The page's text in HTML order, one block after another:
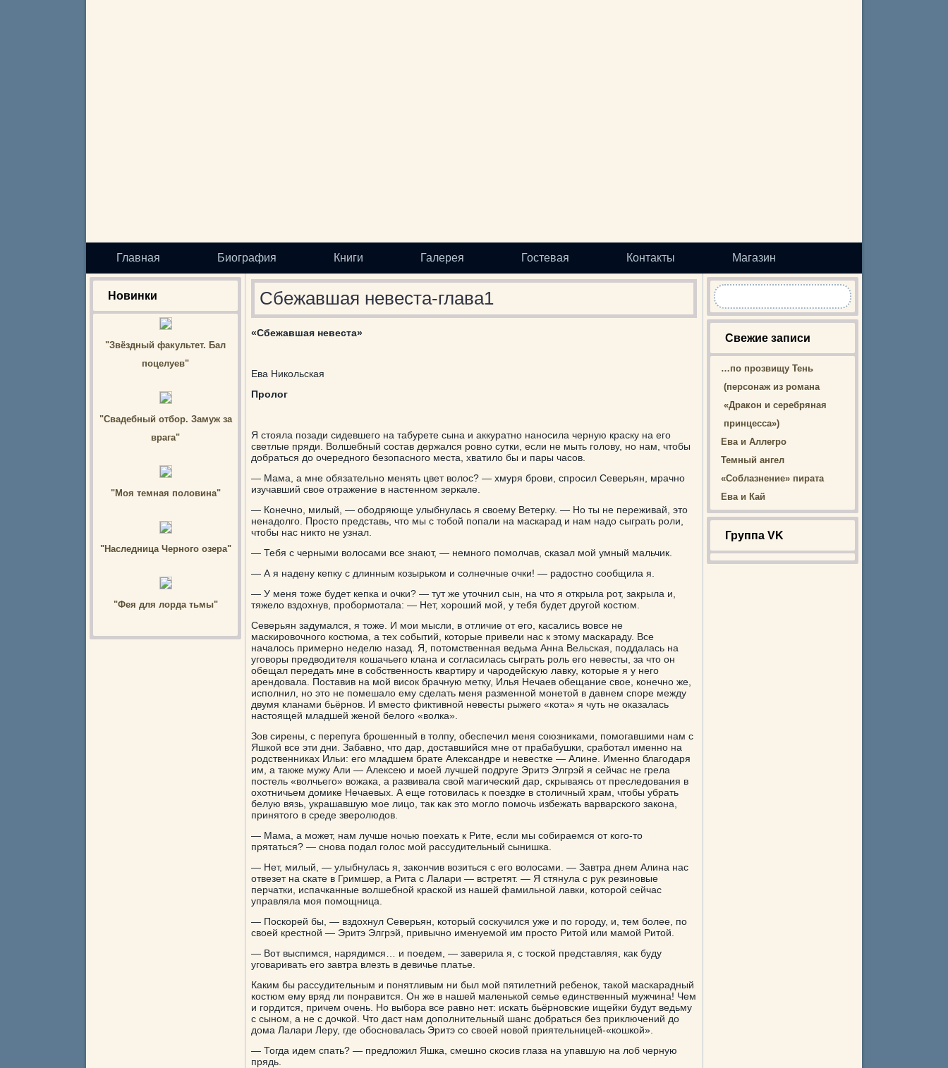
Главная Биография Книги Галерея Гостевая Контакты Магазин
Новинки
"Звёздный факультет. Бал
поцелуев"
"Свадебный отбор. Замуж за
врага"
"Моя темная половина"
"Наследница Черного озера"
"Фея для лорда тьмы"
Сбежавшая невеста-глава1
«Сбежавшая невеста»
Ева Никольская
Пролог
Я стояла позади сидевшего на табурете сына и аккуратно наносила черную краску на его
светлые пряди. Волшебный состав держался ровно сутки, если не мыть голову, но нам, чтобы
добраться до очередного безопасного места, хватило бы и пары часов.
— Мама, а мне обязательно менять цвет волос? — хмуря брови, спросил Северьян, мрачно
изучавший свое отражение в настенном зеркале.
— Конечно, милый, — ободряюще улыбнулась я своему Ветерку. — Но ты не переживай, это
ненадолго. Просто представь, что мы с тобой попали на маскарад и нам надо сыграть роли,
чтобы нас никто не узнал.
— Тебя с черными волосами все знают, — немного помолчав, сказал мой умный мальчик.
— А я надену кепку с длинным козырьком и солнечные очки! — радостно сообщила я.
— У меня тоже будет кепка и очки? — тут же уточнил сын, на что я открыла рот, закрыла и,
тяжело вздохнув, пробормотала: — Нет, хороший мой, у тебя будет другой костюм.
Северьян задумался, я тоже. И мои мысли, в отличие от его, касались вовсе не
маскировочного костюма, а тех событий, которые привели нас к этому маскараду. Все
началось примерно неделю назад. Я, потомственная ведьма Анна Вельская, поддалась на
уговоры предводителя кошачьего клана и согласилась сыграть роль его невесты, за что он
обещал передать мне в собственность квартиру и чародейскую лавку, которые я у него
арендовала. Поставив на мой висок брачную метку, Илья Нечаев обещание свое, конечно же,
исполнил, но это не помешало ему сделать меня разменной монетой в давнем споре между
двумя кланами бьёрнов. И вместо фиктивной невесты рыжего «кота» я чуть не оказалась
настоящей младшей женой белого «волка».
Зов сирены, с перепуга брошенный в толпу, обеспечил меня союзниками, помогавшими нам с
Яшкой все эти дни. Забавно, что дар, доставшийся мне от прабабушки, сработал именно на
родственниках Ильи: его младшем брате Александре и невестке — Алине. Именно благодаря
им, а также мужу Али — Алексею и моей лучшей подруге Эритэ Элгрэй я сейчас не грела
постель «волчьего» вожака, а развивала свой магический дар, скрываясь от преследования в
охотничьем домике Нечаевых. А еще готовилась к поездке в столичный храм, чтобы убрать
белую вязь, украшавшую мое лицо, так как это могло помочь избежать варварского закона,
принятого в среде зверолюдов.
— Мама, а может, нам лучше ночью поехать к Рите, если мы собираемся от кого-то
прятаться? — снова подал голос мой рассудительный сынишка.
— Нет, милый, — улыбнулась я, закончив возиться с его волосами. — Завтра днем Алина нас
отвезет на скате в Гримшер, а Рита с Лалари — встретят. — Я стянула с рук резиновые
перчатки, испачканные волшебной краской из нашей фамильной лавки, которой сейчас
управляла моя помощница.
— Поскорей бы, — вздохнул Северьян, который соскучился уже и по городу, и, тем более, по
своей крестной — Эритэ Элгрэй, привычно именуемой им просто Ритой или мамой Ритой.
— Вот выспимся, нарядимся… и поедем, — заверила я, с тоской представляя, как буду
уговаривать его завтра влезть в девичье платье.
Каким бы рассудительным и понятливым ни был мой пятилетний ребенок, такой маскарадный
костюм ему вряд ли понравится. Он же в нашей маленькой семье единственный мужчина! Чем
и гордится, причем очень. Но выбора все равно нет: искать бьёрновские ищейки будут ведьму
с сыном, а не с дочкой. Что даст нам дополнительный шанс добраться без приключений до
дома Лалари Леру, где обосновалась Эритэ со своей новой приятельницей-«кошкой».
— Тогда идем спать? — предложил Яшка, смешно скосив глаза на упавшую на лоб черную
прядь.
Свежие записи
…по прозвищу Тень
(персонаж из романа
«Дракон и серебряная
принцесса»)
Ева и Аллегро
Темный ангел
«Соблазнение» пирата
Ева и Кай
Группа VK